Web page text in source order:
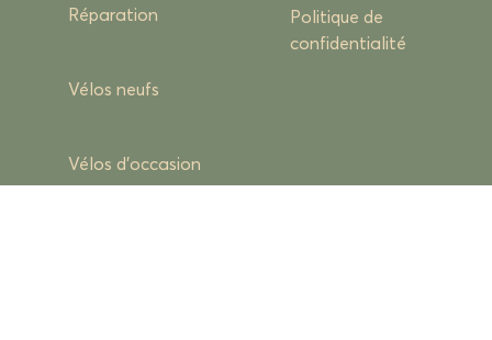
Réparation
Vélos neufs
Vélos d’occasion
Politique de
confidentialité